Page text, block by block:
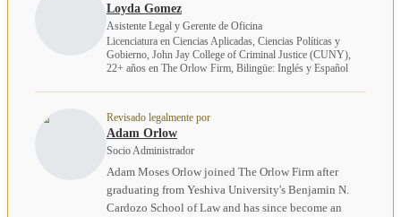
Loyda Gomez
Asistente Legal y Gerente de Oficina
Licenciatura en Ciencias Aplicadas, Ciencias Políticas y
Gobierno, John Jay College of Criminal Justice (CUNY),
22+ años en The Orlow Firm, Bilingüe: Inglés y Español
Revisado legalmente por
Adam Orlow
Socio Administrador
Adam Moses Orlow joined The Orlow Firm after
graduating from Yeshiva University's Benjamin N.
Cardozo School of Law and has since become an